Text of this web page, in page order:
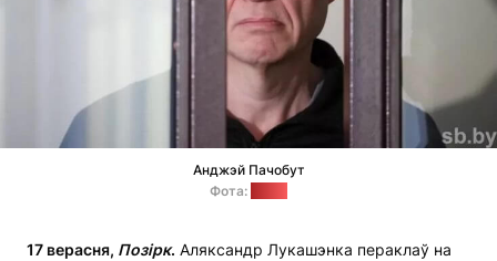
Анджэй Пачобут
Фота:
17 верасня, Позірк. Аляксандр Лукашэнка пераклаў на